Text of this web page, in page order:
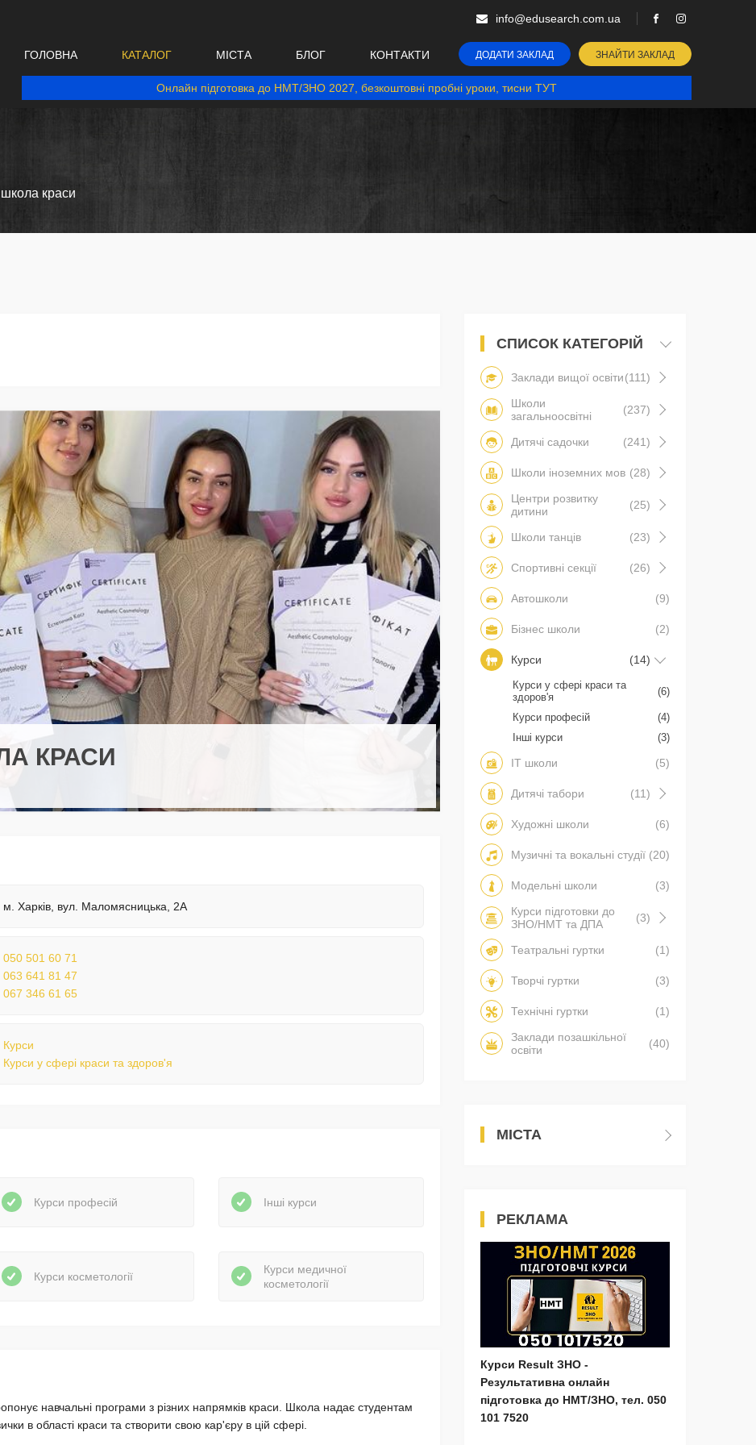
info@edusearch.com.ua
ГОЛОВНА КАТАЛОГ МІСТА БЛОГ КОНТАКТИ ДОДАТИ ЗАКЛАД ЗНАЙТИ ЗАКЛАД
Онлайн підготовка до НМТ/ЗНО 2027, безкоштовні пробні уроки, тисни ТУТ
краси
КРАСИ
м. Харків, вул. Маломясницька, 2А
050 501 60 71
063 641 81 47
067 346 61 65
Курси
Курси у сфері краси та здоров'я
Курси професій Інші курси
Курси косметології
Курси медичної
косметології
навчальні програми з різних напрямків краси. Школа надає студентам
в області краси та створити свою кар'єру в цій сфері.
СПИСОК КАТЕГОРІЙ
Заклади вищої освіти(111)
Школи
загальноосвітні
(237)
Дитячі садочки (241)
Школи іноземних мов (28)
Центри розвитку
дитини
(25)
Школи танців (23)
Спортивні секції (26)
Автошколи (9)
Бізнес школи (2)
Курси (14)
Курси у сфері краси та
здоров'я
(6)
Курси професій
(4)
Інші курси
(3)
IT школи (5)
Дитячі табори (11)
Художні школи (6)
Музичні та вокальні студії (20)
Модельні школи
(3)
Курси підготовки до
ЗНО/НМТ та ДПА
(3)
Театральні гуртки (1)
Творчі гуртки (3)
Технічні гуртки
(1)
Заклади позашкільної
освіти
(40)
МІСТА
РЕКЛАМА
Курси Result ЗНО -
Результативна онлайн
підготовка до НМТ/ЗНО, тел. 050
101 7520